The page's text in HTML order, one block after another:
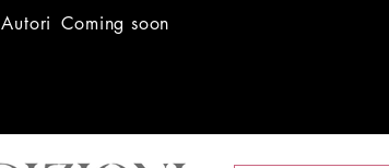
Autori Coming soon